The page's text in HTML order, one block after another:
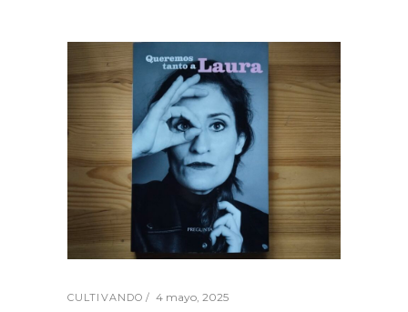
CULTIVANDO 4 mayo, 2025